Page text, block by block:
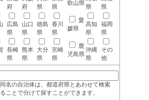
府
府
県
県
歌山県
県
県
広島
県
山口
県
徳島
県
香川
県
愛
媛県
高知
県
福岡
県
長崎
県
熊本
県
大分
県
宮崎
県
鹿
児島県
沖縄
県
その
他
名の自治体は、都道府県とあわせて検索
ことで分けて探すことができます。